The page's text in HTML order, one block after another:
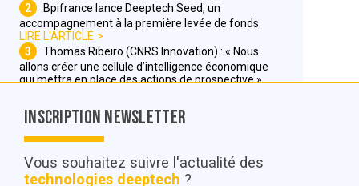
2
Bpifrance lance Deeptech Seed, un
accompagnement à la première levée de fonds
LIRE L'ARTICLE
3
Thomas Ribeiro (CNRS Innovation) : « Nous
allons créer une cellule d’intelligence économique
qui mettra en place des actions de prospective »
Inscription Newsletter
Vous souhaitez suivre l'actualité des
technologies deeptech ?